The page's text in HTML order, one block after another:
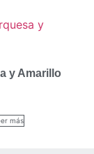
y Amarillo
más